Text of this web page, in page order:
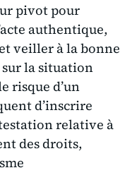
pivot pour
authentique,
veiller à la bonne
la situation
risque d’un
d’inscrire
relative à
des droits,